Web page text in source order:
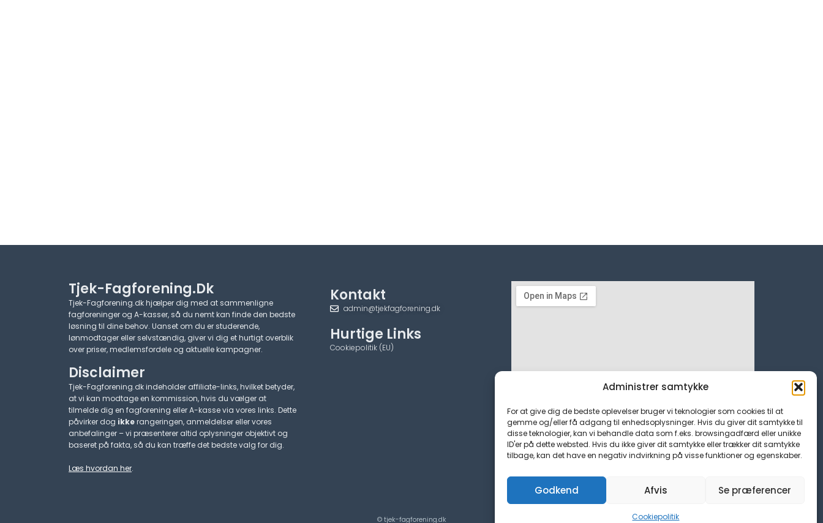
Administrer samtykke
For at give dig de bedste oplevelser bruger vi teknologier som cookies til at
gemme og/eller få adgang til enhedsoplysninger. Hvis du giver dit samtykke til
disse teknologier, kan vi behandle data som f.eks. browsingadfærd eller unikke
ID'er på dette websted. Hvis du ikke giver dit samtykke eller trækker dit samtykke
tilbage, kan det have en negativ indvirkning på visse funktioner og egenskaber.
Godkend Afvis Se præferencer
Cookiepolitik
Tjek-Fagforening.dk
Tjek-Fagforening.dk hjælper dig med at sammenligne
fagforeninger og A-kasser, så du nemt kan finde den bedste
løsning til dine behov. Uanset om du er studerende,
lønmodtager eller selvstændig, giver vi dig et hurtigt overblik
over priser, medlemsfordele og aktuelle kampagner.​
Disclaimer
Tjek-Fagforening.dk indeholder affiliate-links, hvilket betyder,
at vi kan modtage en kommission, hvis du vælger at
tilmelde dig en fagforening eller A-kasse via vores links. Dette
påvirker dog ikkerangeringen, anmeldelser eller vores
anbefalinger – vi præsenterer altid oplysninger objektivt og
baseret på fakta, så du kan træffe det bedste valg for dig.
Læs hvordan her.
Kontakt
admin@tjekfagforening.dk
Hurtige Links
Cookiepolitik (EU)
© tjek-fagforening.dk